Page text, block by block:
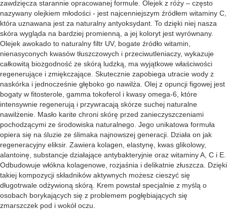
zawdzięcza starannie opracowanej formule. Olejek z róży – często
nazywany olejkiem młodości - jest najcenniejszym źródłem witaminy C,
która uznawana jest za naturalny antyoksydant. To dzięki niej nasza
skóra wygląda na bardziej promienną, a jej koloryt jest wyrównany.
Olejek awokado to naturalny filtr UV, bogate źródło witamin,
nienasyconych kwasów tłuszczowych i przeciwutleniaczy, wykazuje
całkowitą biozgodność ze skórą ludzką, ma wyjątkowe właściwości
regenerujące i zmiękczające. Skutecznie zapobiega utracie wody z
naskórka i jednocześnie głęboko go nawilża. Olej z opuncji figowej jest
bogaty w fitosterole, gamma tokoferol i kwasy omega-6, które
intensywnie regenerują i przywracają skórze suchej naturalne
nawilżenie. Masło karite chroni skórę przed zanieczyszczeniami
pochodzącymi ze środowiska naturalnego. Jego unikatowa formuła
opiera się na śluzie ze ślimaka najnowszej generacji. Działa on jak
regeneracyjny eliksir. Zawiera kolagen, elastynę, kwas glikolowy,
alantoinę, substancje działające antybakteryjnie oraz witaminy A, C i E.
Odbudowuje włókna kolagenowe, rozjaśnia i delikatnie złuszcza. Dzięki
takiej kompozycji składników aktywnych możesz cieszyć się
długotrwale odżywioną skórą. Krem powstał specjalnie z myślą o
osobach borykających się z problemem pogłębiających się
zmarszczek pod i wokół oczu.